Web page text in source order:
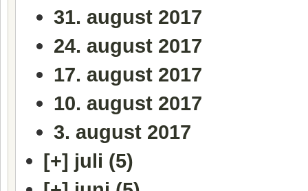
31. august 2017
24. august 2017
17. august 2017
10. august 2017
3. august 2017
[+] juli (5)